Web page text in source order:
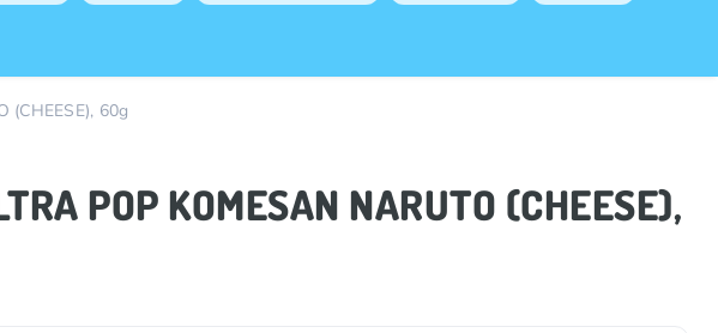
(CHEESE), 60g
POP KOMESAN NARUTO (CHEESE),